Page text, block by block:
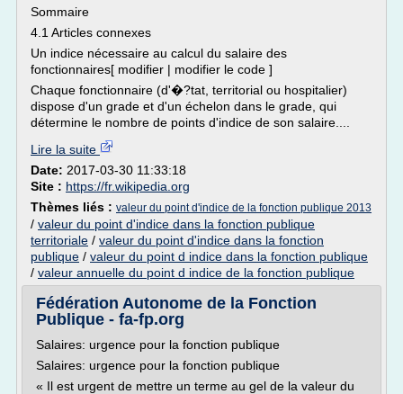
Sommaire
4.1 Articles connexes
Un indice nécessaire au calcul du salaire des
fonctionnaires[ modifier | modifier le code ]
Chaque fonctionnaire (d'�?tat, territorial ou hospitalier)
dispose d'un grade et d'un échelon dans le grade, qui
détermine le nombre de points d'indice de son salaire....
Lire la suite
Date: 2017-03-30 11:33:18
Site : https://fr.wikipedia.org
Thèmes liés : valeur du point d'indice de la fonction publique 2013
/ valeur du point d'indice dans la fonction publique
territoriale / valeur du point d'indice dans la fonction
publique / valeur du point d indice dans la fonction publique
/ valeur annuelle du point d indice de la fonction publique
Fédération Autonome de la Fonction
Publique - fa-fp.org
Salaires: urgence pour la fonction publique
Salaires: urgence pour la fonction publique
« Il est urgent de mettre un terme au gel de la valeur du